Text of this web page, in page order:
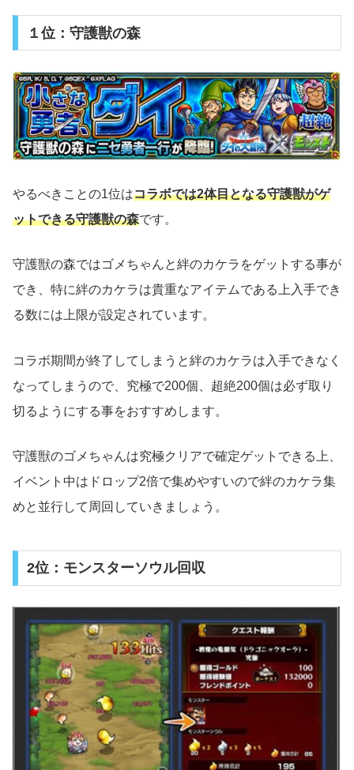
１位：守護獣の森
やるべきことの1位はコラボでは2体目となる守護獣がゲ
ットできる守護獣の森です。
守護獣の森ではゴメちゃんと絆のカケラをゲットする事が
でき、特に絆のカケラは貴重なアイテムである上入手でき
る数には上限が設定されています。
コラボ期間が終了してしまうと絆のカケラは入手できなく
なってしまうので、究極で200個、超絶200個は必ず取り
切るようにする事をおすすめします。
守護獣のゴメちゃんは究極クリアで確定ゲットできる上、
イベント中はドロップ2倍で集めやすいので絆のカケラ集
めと並行して周回していきましょう。
2位：モンスターソウル回収